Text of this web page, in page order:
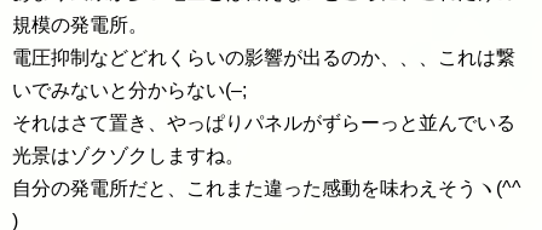
規模の発電所。
電圧抑制などどれくらいの影響が出るのか、、、これは繋
いでみないと分からない(–;
それはさて置き、やっぱりパネルがずらーっと並んでいる
光景はゾクゾクしますね。
自分の発電所だと、これまた違った感動を味わえそうヽ(^^
)